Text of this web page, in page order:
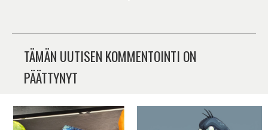
TÄMÄN UUTISEN KOMMENTOINTI ON
PÄÄTTYNYT